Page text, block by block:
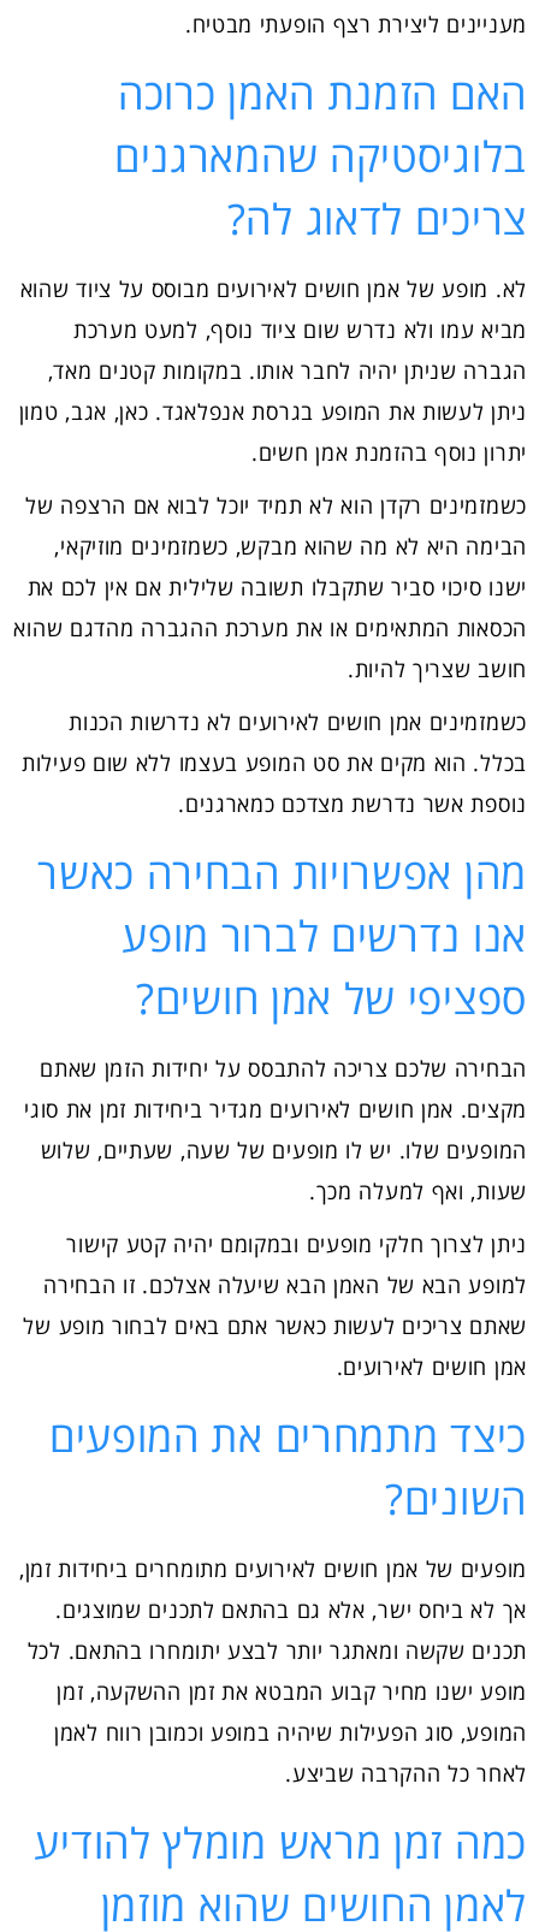
מעניינים ליצירת רצף הופעתי מבטיח.
האם הזמנת האמן כרוכה
בלוגיסטיקה שהמארגנים
צריכים לדאוג לה?
לא. מופע של אמן חושים לאירועים מבוסס על ציוד שהוא
מביא עמו ולא נדרש שום ציוד נוסף, למעט מערכת
הגברה שניתן יהיה לחבר אותו. במקומות קטנים מאד,
ניתן לעשות את המופע בגרסת אנפלאגד. כאן, אגב, טמון
יתרון נוסף בהזמנת אמן חשים.
כשמזמינים רקדן הוא לא תמיד יוכל לבוא אם הרצפה של
הבימה היא לא מה שהוא מבקש, כשמזמינים מוזיקאי,
ישנו סיכוי סביר שתקבלו תשובה שלילית אם אין לכם את
הכסאות המתאימים או את מערכת ההגברה מהדגם שהוא
חושב שצריך להיות.
כשמזמינים אמן חושים לאירועים לא נדרשות הכנות
בכלל. הוא מקים את סט המופע בעצמו ללא שום פעילות
נוספת אשר נדרשת מצדכם כמארגנים.
מהן אפשרויות הבחירה כאשר
אנו נדרשים לברור מופע
ספציפי של אמן חושים?
הבחירה שלכם צריכה להתבסס על יחידות הזמן שאתם
מקצים. אמן חושים לאירועים מגדיר ביחידות זמן את סוגי
המופעים שלו. יש לו מופעים של שעה, שעתיים, שלוש
שעות, ואף למעלה מכך.
ניתן לצרוך חלקי מופעים ובמקומם יהיה קטע קישור
למופע הבא של האמן הבא שיעלה אצלכם. זו הבחירה
שאתם צריכים לעשות כאשר אתם באים לבחור מופע של
אמן חושים לאירועים.
כיצד מתמחרים את המופעים
השונים?
מופעים של אמן חושים לאירועים מתומחרים ביחידות זמן,
אך לא ביחס ישר, אלא גם בהתאם לתכנים שמוצגים.
תכנים שקשה ומאתגר יותר לבצע יתומחרו בהתאם. לכל
מופע ישנו מחיר קבוע המבטא את זמן ההשקעה, זמן
המופע, סוג הפעילות שיהיה במופע וכמובן רווח לאמן
לאחר כל ההקרבה שביצע.
כמה זמן מראש מומלץ להודיע
לאמן החושים שהוא מוזמן